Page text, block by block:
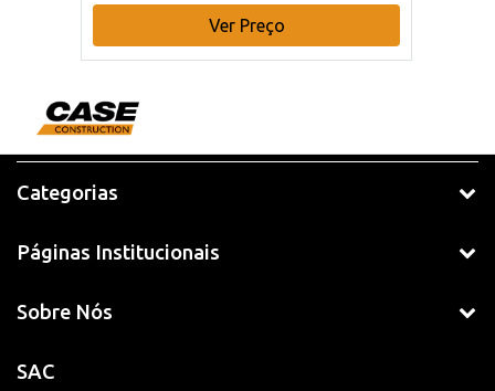
Ver Preço
Categorias
Páginas Institucionais
Sobre Nós
SAC